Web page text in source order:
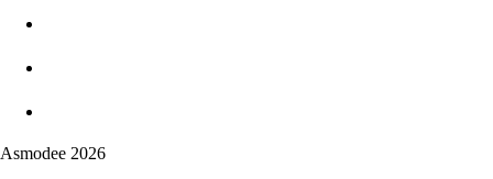
Asmodee 2026